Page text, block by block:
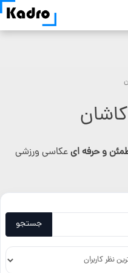
و حرفه ایعکاسی ورزشی
جستجو